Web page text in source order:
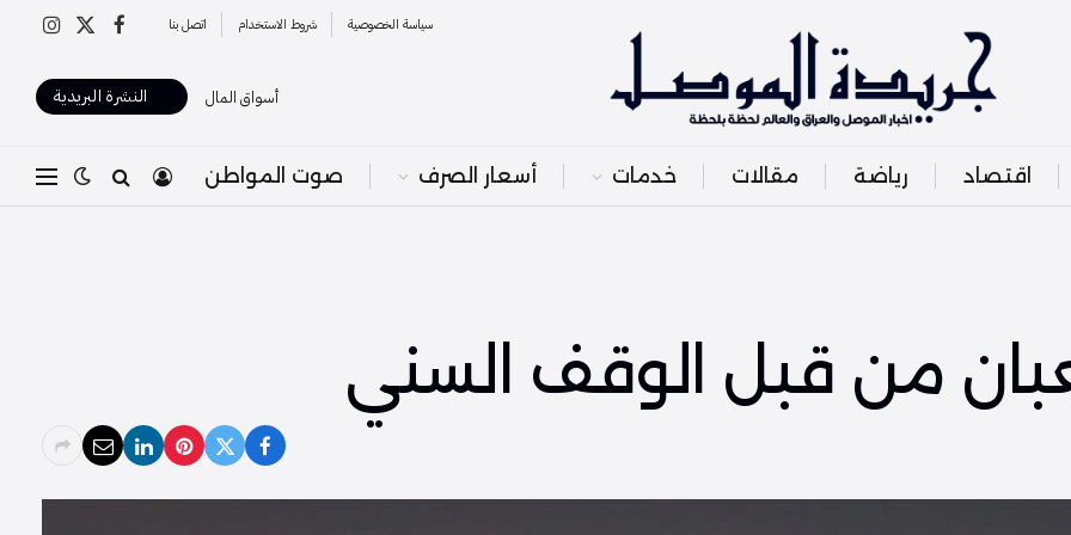
سياسة الخصوصية شروط الاستخدام اتصل بنا فيسبوك
X
أسواق المال النشرة البريدية
اقتصاد رياضة مقالات خدمات أسعار الصرف صوت المواطن
من قبل الوقف السني